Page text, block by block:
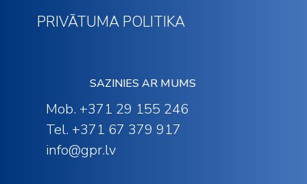
PRIVĀTUMA POLITIKA
SAZINIES AR MUMS
Mob. +371 29 155 246
Tel. +371 67 379 917
info@gpr.lv